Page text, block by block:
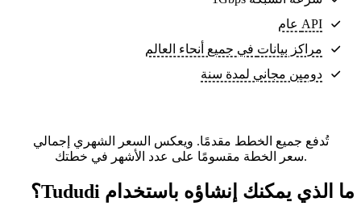
API عام
مراكز بيانات في جميع أنحاء العالم
دومين مجاني لمدة سنة
تُدفع جميع الخطط مقدمًا. ويعكس السعر الشهري إجمالي
سعر الخطة مقسومًا على عدد الأشهر في خطتك.
ما الذي يمكنك إنشاؤه باستخدام Tududi؟